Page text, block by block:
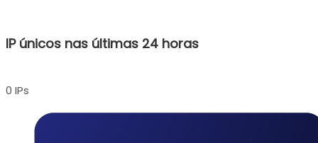
IP únicos nas últimas 24 horas
0 IPs